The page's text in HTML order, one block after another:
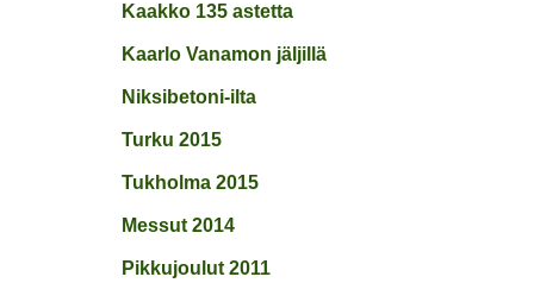
Kaakko 135 astetta
Kaarlo Vanamon jäljillä
Niksibetoni-ilta
Turku 2015
Tukholma 2015
Messut 2014
Pikkujoulut 2011